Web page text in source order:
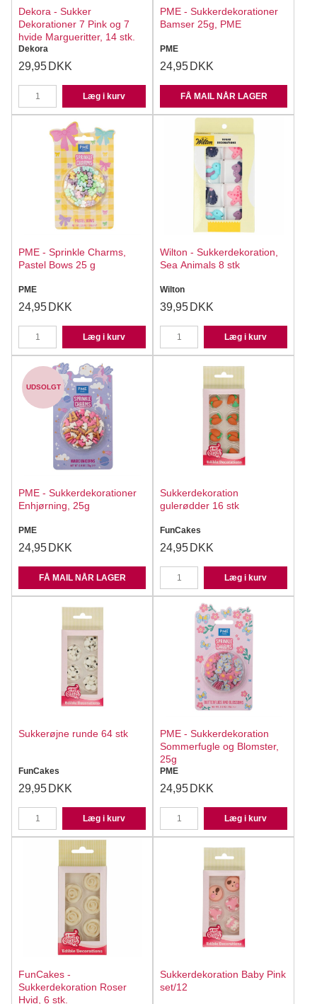
Dekora - Sukker
Dekorationer 7 Pink og 7
hvide Margueritter, 14 stk.
Dekora
29,95 DKK
Læg i kurv
PME - Sukkerdekorationer
Bamser 25g, PME
PME
24,95 DKK
FÅ MAIL NÅR LAGER
PME - Sprinkle Charms,
Pastel Bows 25 g
PME
24,95 DKK
Læg i kurv
Wilton - Sukkerdekoration,
Sea Animals 8 stk
Wilton
39,95 DKK
Læg i kurv
UDSOLGT
PME - Sukkerdekorationer
Enhjørning, 25g
PME
24,95 DKK
FÅ MAIL NÅR LAGER
Sukkerdekoration
gulerødder 16 stk
FunCakes
24,95 DKK
Læg i kurv
Sukkerøjne runde 64 stk
FunCakes
29,95 DKK
Læg i kurv
PME - Sukkerdekoration
Sommerfugle og Blomster,
25g
PME
24,95 DKK
Læg i kurv
FunCakes -
Sukkerdekoration Roser
Hvid, 6 stk.
Sukkerdekoration Baby Pink
set/12